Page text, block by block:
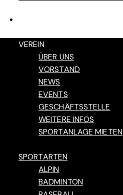
VEREIN
ÜBER UNS
VORSTAND
NEWS
EVENTS
GESCHÄFTSSTELLE
WEITERE INFOS
SPORTANLAGE MIETEN
SPORTARTEN
ALPIN
BADMINTON